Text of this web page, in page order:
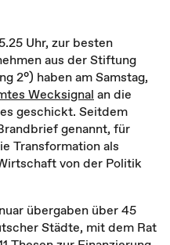
Uhr, zur besten
aus der Stiftung
2°) haben am Samstag,
Wecksignal an die
geschickt. Seitdem
genannt, für
Transformation als
von der Politik
übergaben über 45
Städte, mit dem Rat